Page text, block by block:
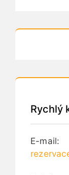
Rychlý
E-mail: